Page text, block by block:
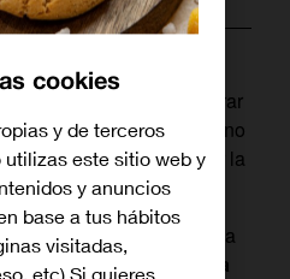
el Día Mundial del
en su objetivo de generar
cuidando el entorno
sirva para mejorar la
del planeta.
propuesto ser no solo la
sino la
mejor empresa
cookies
y de terceros
este sitio web y
y anuncios
base a tus hábitos
visitadas,
etc) Si quieres